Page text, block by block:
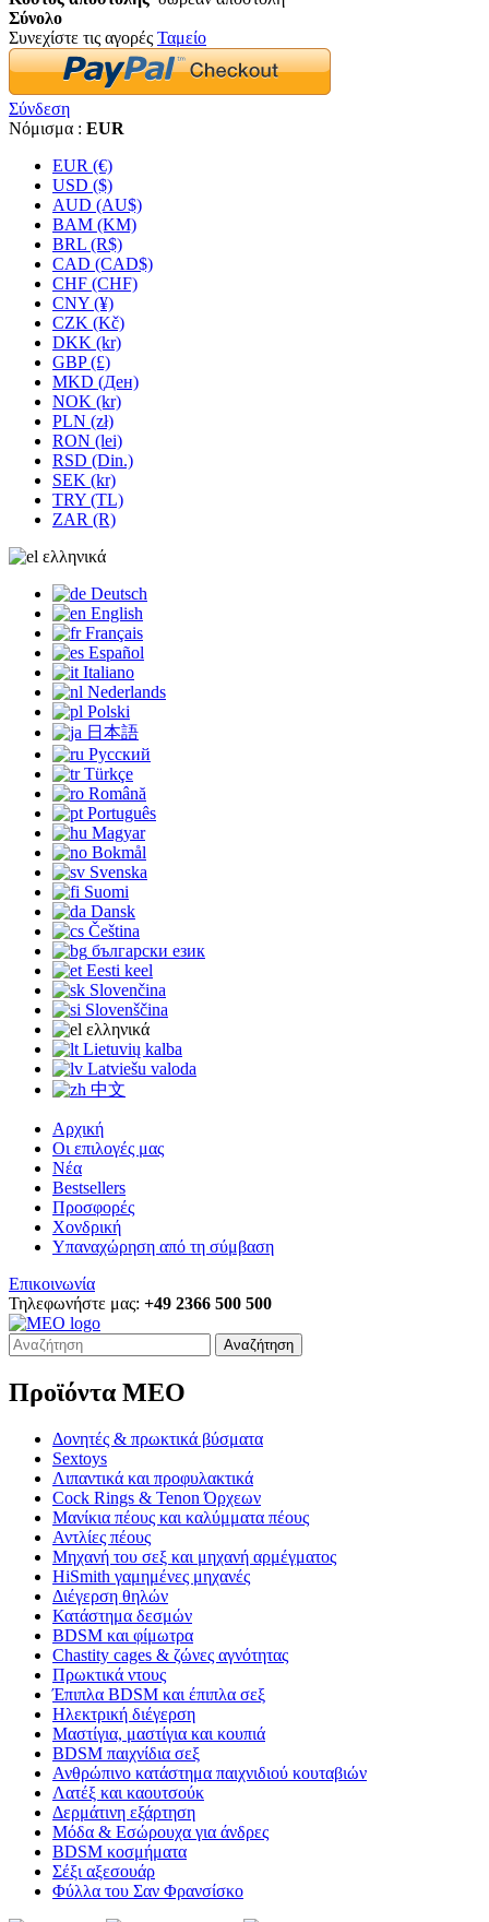
Σύνολο
Συνεχίστε τις αγορές Ταμείο
Σύνδεση
Νόμισμα : EUR
EUR (€)
USD ($)
AUD (AU$)
BAM (KM)
BRL (R$)
CAD (CAD$)
CHF (CHF)
CNY (¥)
CZK (Kč)
DKK (kr)
GBP (£)
MKD (Ден)
NOK (kr)
PLN (zł)
RON (lei)
RSD (Din.)
SEK (kr)
TRY (TL)
ZAR (R)
ελληνικά
Deutsch
English
Français
Español
Italiano
Nederlands
Polski
日本語
Русский
Türkçe
Română
Português
Magyar
Bokmål
Svenska
Suomi
Dansk
Čeština
български език
Eesti keel
Slovenčina
Slovenščina
ελληνικά
Lietuvių kalba
Latviešu valoda
中文
Αρχική
Οι επιλογές μας
Νέα
Bestsellers
Προσφορές
Χονδρική
Υπαναχώρηση από τη σύμβαση
Επικοινωνία
Τηλεφωνήστε μας: +49 2366 500 500
Αναζήτηση
Προϊόντα MEO
Δονητές & πρωκτικά βύσματα
Sextoys
Λιπαντικά και προφυλακτικά
Cock Rings & Tenon Όρχεων
Μανίκια πέους και καλύμματα πέους
Αντλίες πέους
Μηχανή του σεξ και μηχανή αρμέγματος
HiSmith γαμημένες μηχανές
Διέγερση θηλών
Κατάστημα δεσμών
BDSM και φίμωτρα
Chastity cages & ζώνες αγνότητας
Πρωκτικά ντους
Έπιπλα BDSM και έπιπλα σεξ
Ηλεκτρική διέγερση
Μαστίγια, μαστίγια και κουπιά
BDSM παιχνίδια σεξ
Ανθρώπινο κατάστημα παιχνιδιού κουταβιών
Λατέξ και καουτσούκ
Δερμάτινη εξάρτηση
Μόδα & Εσώρουχα για άνδρες
BDSM κοσμήματα
Σέξι αξεσουάρ
Φύλλα του Σαν Φρανσίσκο